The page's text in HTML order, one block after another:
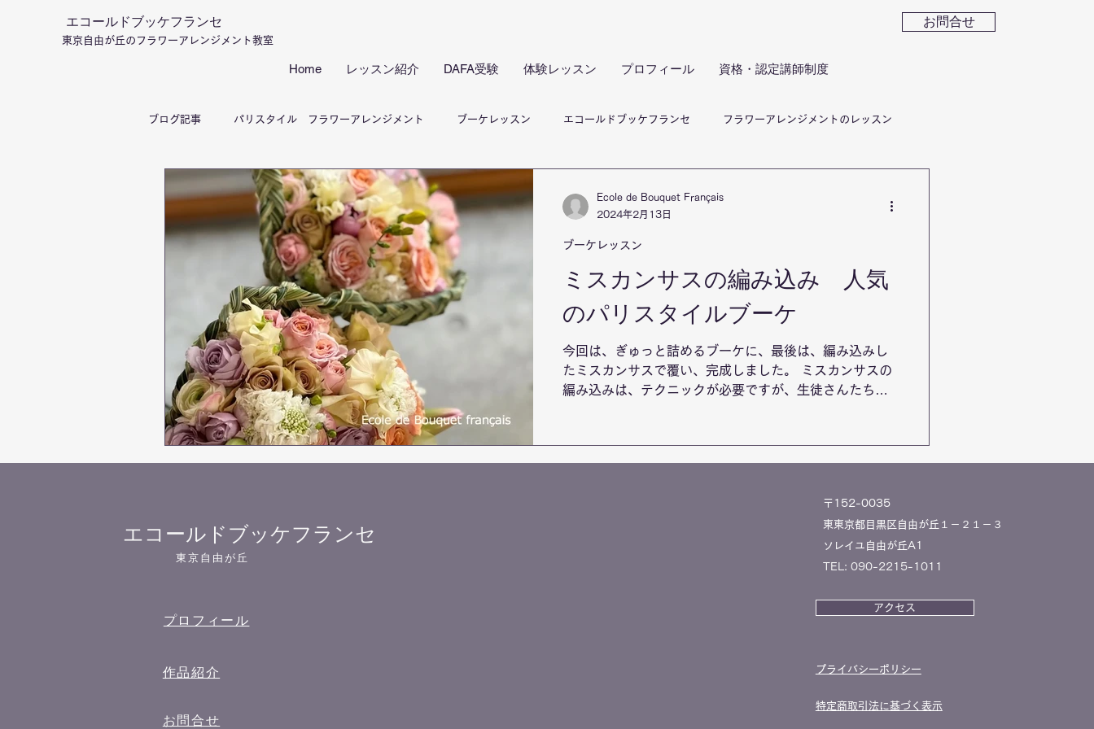
エコールドブッケフランセ
東京自由が丘のフラワーアレンジメント教室
Home レッスン紹介 DAFA受験 体験レッスン プロフィール 資格・認定講師制度
お問合せ
ブログ記事 パリスタイル フラワーアレンジメント ブーケレッスン エコールドブッケフランセ フラワーアレンジメントのレッスン
フランススタイル フラワーアレンジメント 体験レッスン
ミスカンサスの編み込み 人気
のパリスタイルブーケ
今回は、ぎゅっと詰めるブーケに、最後は、編み込みし
たミスカンサスで覆い、完成しました。 ミスカンサスの
編み込みは、テクニックが必要ですが、生徒さんたち、
丘のフラワースク...
ブーケレッスン
Ecole de Bouquet Français
2024年2月13日
​エコールドブッケフランセ
東京自由が丘
プロフィール
作品紹介
​お問合せ
〒152-0035
東東京都目黒区自由が丘１－２１－３
ソレイユ自由が丘A1
TEL: 090-2215-1011
アクセス
プライバシーポリシー
特定商取引法に基づく表示